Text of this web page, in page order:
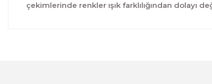
çekimlerinde renkler ışık farklılığından dolayı